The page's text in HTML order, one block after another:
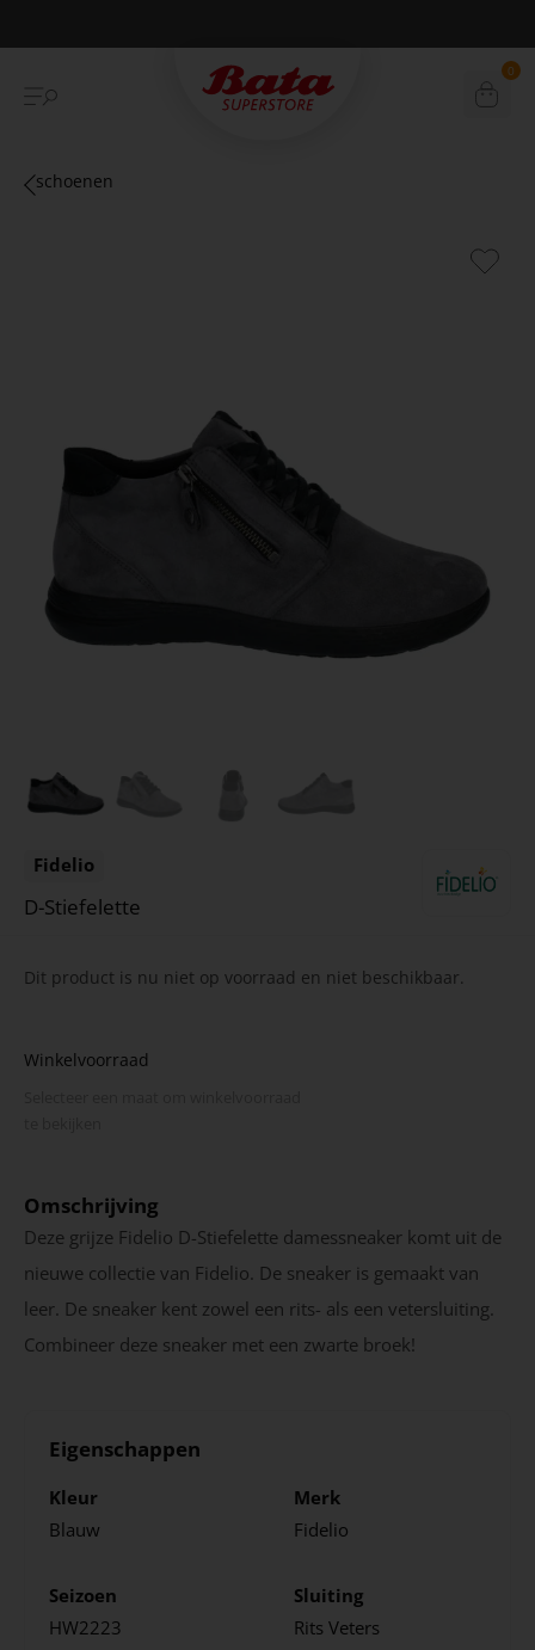
Betaal achteraf met Klarna 0
schoenen
Fidelio
D-Stiefelette
Dit product is nu niet op voorraad en niet beschikbaar.
Winkelvoorraad
Omschrijving
Deze grijze Fidelio D-Stiefelette damessneaker komt uit de
nieuwe collectie van Fidelio. De sneaker is gemaakt van
leer. De sneaker kent zowel een rits- als een vetersluiting.
Combineer deze sneaker met een zwarte broek!
Eigenschappen
Kleur
Blauw
Merk
Fidelio
Seizoen
HW2223
Sluiting
Rits Veters